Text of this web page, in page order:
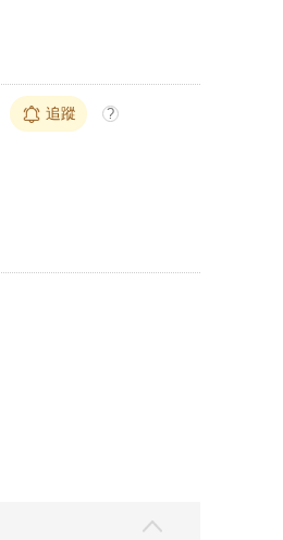
追蹤 ?